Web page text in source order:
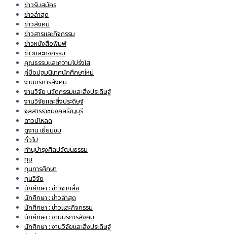
ข่าวรับสมัคร
ข่าวล่าสุด
ข่าวสังคม
ข่าวสารและกิจกรรม
ข่าวหนังสือพิมพ์
ข่าวและกิจกรรม
คุณธรรมและความโปร่งใส
คู่มือปฐมนิเทศนักศึกษาใหม่
งานบริการสังคม
งานวิจัย นวัตกรรมและสิ่งประดิษฐ์
งานวิจัยและสิ่งประดิษฐ์
จุลสารราชมงคลธัญบุรี
ดาวน์โหลด
ดูงาน เยี่ยมชม
ทั่วไป
ทำนุบำรุงศิลปวัฒนธรรม
ทุน
ทุนการศึกษา
ทุนวิจัย
นักศึกษา : ข่าวจากสื่อ
นักศึกษา : ข่าวล่าสุด
นักศึกษา : ข่าวและกิจกรรม
นักศึกษา : งานบริการสังคม
นักศึกษา : งานวิจัยและสิ่งประดิษฐ์